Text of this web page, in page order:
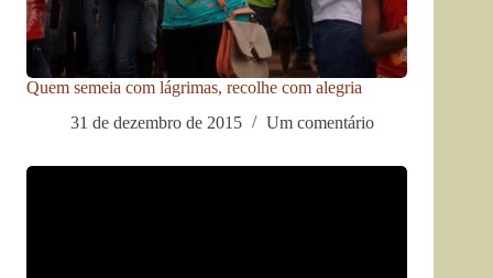
Quem semeia com lágrimas, recolhe com alegria
31 de dezembro de 2015
Um comentário